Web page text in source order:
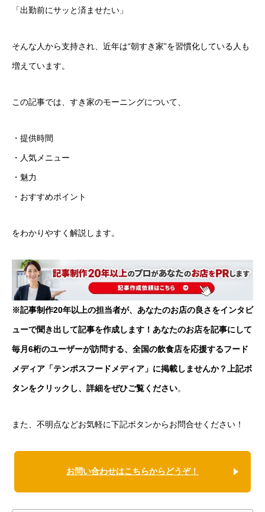
「出勤前にサッと済ませたい」
そんな人から支持され、近年は“朝すき家”を習慣化している人も
増えています。
この記事では、すき家のモーニングについて、
・提供時間
・人気メニュー
・魅力
・おすすめポイント
をわかりやすく解説します。
※記事制作20年以上の担当者が、あなたのお店の良さをインタビ
ューで聞き出して記事を作成します！あなたのお店を記事にして
毎月6桁のユーザーが訪問する、全国の飲食店を応援するフード
メディア「テンポスフードメディア」に掲載しませんか？上記ボ
タンをクリックし、詳細をぜひご覧ください。
また、不明点などお気軽に下記ボタンからお問合せください！
お問い合わせはこちらからどうぞ！